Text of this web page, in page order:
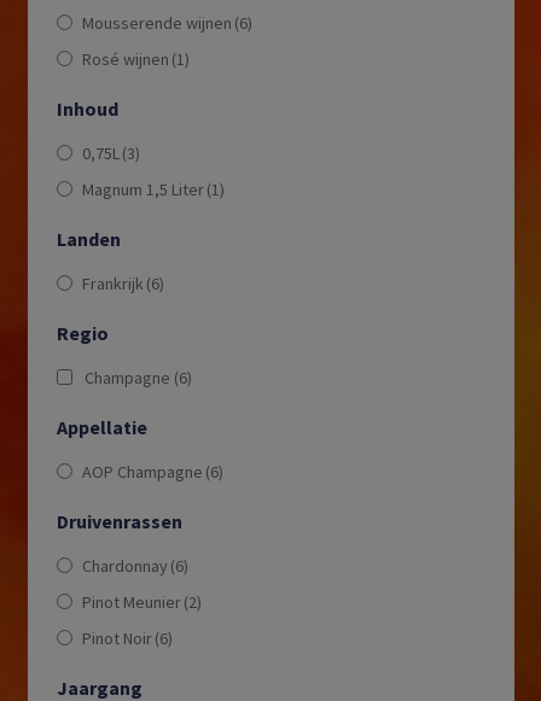
Mousserende wijnen (6)
Rosé wijnen (1)
Inhoud
0,75L(3)
Magnum 1,5 Liter(1)
Landen
Frankrijk (6)
Regio
Champagne (6)
Appellatie
AOP Champagne (6)
Druivenrassen
Chardonnay (6)
Pinot Meunier(2)
Pinot Noir(6)
Jaargang